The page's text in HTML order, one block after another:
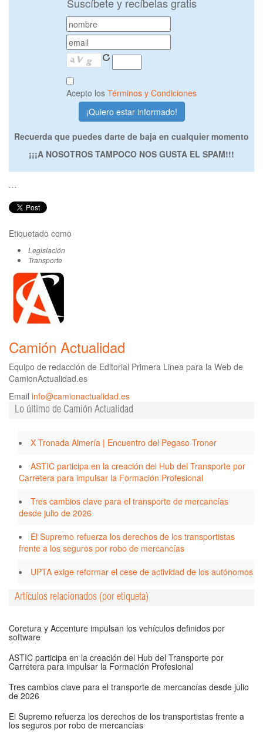
Acepto los Términos y Condiciones
Recuerda que puedes darte de baja en cualquier momento
¡¡¡A NOSOTROS TAMPOCO NOS GUSTA EL SPAM!!!
```
Etiquetado como
Legislación
Transporte
Camión Actualidad
Equipo de redacción de Editorial Primera Linea para la Web de
CamionActualidad.es
Email info@camionactualidad.es
Lo último de Camión Actualidad
X Tronada Almería | Encuentro del Pegaso Troner
ASTIC participa en la creación del Hub del Transporte por
Carretera para impulsar la Formación Profesional
Tres cambios clave para el transporte de mercancías
desde julio de 2026
El Supremo refuerza los derechos de los transportistas
frente a los seguros por robo de mercancías
UPTA exige reformar el cese de actividad de los autónomos
Artículos relacionados (por etiqueta)
Coretura y Accenture impulsan los vehículos definidos por
software
ASTIC participa en la creación del Hub del Transporte por
Carretera para impulsar la Formación Profesional
Tres cambios clave para el transporte de mercancías desde julio
de 2026
El Supremo refuerza los derechos de los transportistas frente a
los seguros por robo de mercancías